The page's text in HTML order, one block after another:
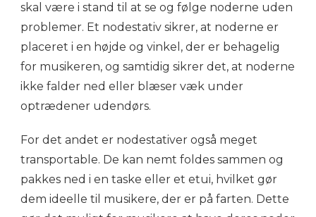
skal være i stand til at se og følge noderne uden
problemer. Et nodestativ sikrer, at noderne er
placeret i en højde og vinkel, der er behagelig
for musikeren, og samtidig sikrer det, at noderne
ikke falder ned eller blæser væk under
optrædener udendørs.
For det andet er nodestativer også meget
transportable. De kan nemt foldes sammen og
pakkes ned i en taske eller et etui, hvilket gør
dem ideelle til musikere, der er på farten. Dette